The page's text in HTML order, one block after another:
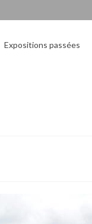
Expositions passées